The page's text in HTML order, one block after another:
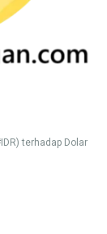
terhadap Dolar